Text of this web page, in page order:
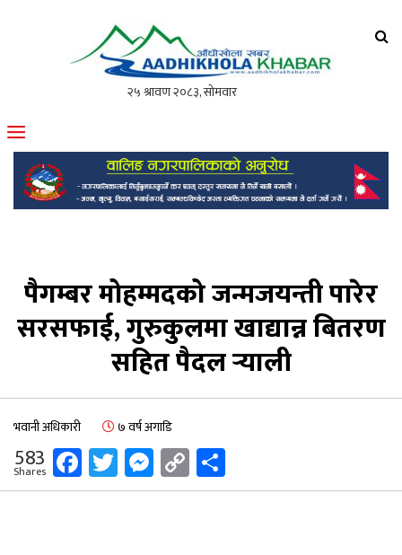
मोफसलकै लोकप्रिय अनलाइन पत्रिका
पैगम्बर मोहम्मदको जन्मजयन्ती पारेर
सरसफाई, गुरुकुलमा खाद्यान्न बितरण
सहित पैदल र्‍याली
भवानी अधिकारी ७ वर्ष अगाडि
583
Shares Facebook
Twitter
Messenger
Copy
Link